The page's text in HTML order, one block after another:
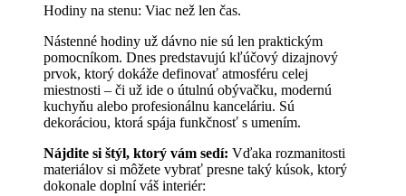
Hodiny na stenu: Viac než len čas.
Nástenné hodiny už dávno nie sú len praktickým
pomocníkom. Dnes predstavujú kľúčový dizajnový
prvok, ktorý dokáže definovať atmosféru celej
miestnosti – či už ide o útulnú obývačku, modernú
kuchyňu alebo profesionálnu kanceláriu. Sú
dekoráciou, ktorá spája funkčnosť s umením.
Nájdite si štýl, ktorý vám sedí: Vďaka rozmanitosti
materiálov si môžete vybrať presne taký kúsok, ktorý
dokonale doplní váš interiér: